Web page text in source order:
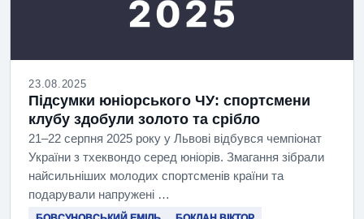
23.08.2025
Підсумки юніорського ЧУ: спортсмени
клубу здобули золото та срібло
21–22 серпня 2025 року у Львові відбувся чемпіонат
України з тхеквондо серед юніорів. Змагання зібрали
найсильніших молодих спортсменів країни та
подарували напружені …